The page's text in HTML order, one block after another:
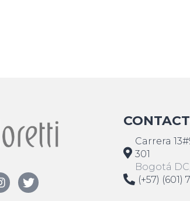
Carrera
301
Bogotá
(+57) (601)